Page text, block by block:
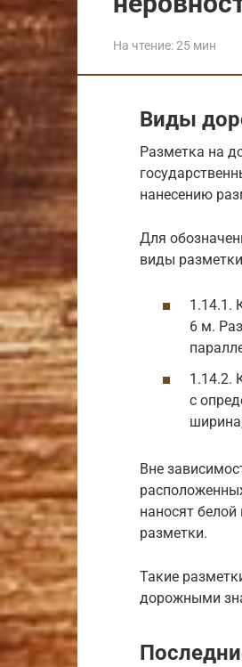
На чтение:25 мин
Виды
Разметка на
нанесению
Для
виды
1.14.1.
6 м.
1.14.2.
с
Вне
наносят белой
разметки.
Такие
дорожными